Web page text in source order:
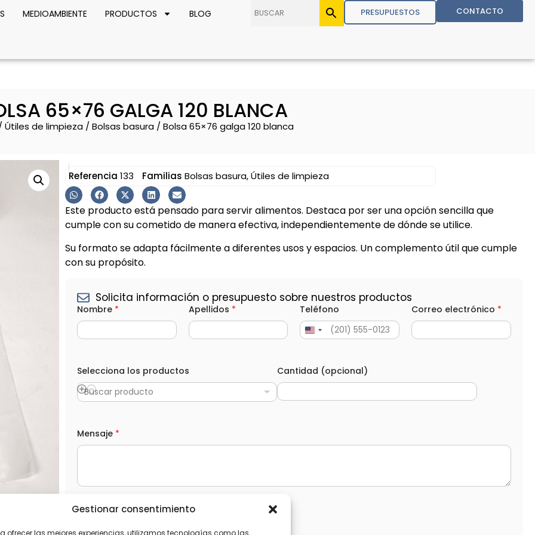
Gestionar consentimiento
ofrecer las mejores experiencias, utilizamos tecnologías como las
MEDIOAMBIENTE PRODUCTOS BLOG PRESUPUESTOS CONTACTO
65×76 GALGA 120 BLANCA
Útiles de limpieza / Bolsas basura / Bolsa 65×76 galga 120 blanca
Referencia 133 Familias Bolsas basura,Útiles de limpieza
Este producto está pensado para servir alimentos. Destaca por ser una opción sencilla que
cumple con su cometido de manera efectiva, independientemente de dónde se utilice.
Su formato se adapta fácilmente a diferentes usos y espacios. Un complemento útil que cumple
con su propósito.
Solicita información o presupuesto sobre nuestros productos
Nombre * Apellidos * Teléfono Correo electrónico *
Selecciona los productos
Buscar producto
Cantidad (opcional)
o
m
*
l
e
Mensaje *
L
P
He leído y acepto laPolítica de privacidad